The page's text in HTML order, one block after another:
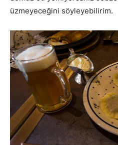
üzmeyeceğini söyleyebilirim.